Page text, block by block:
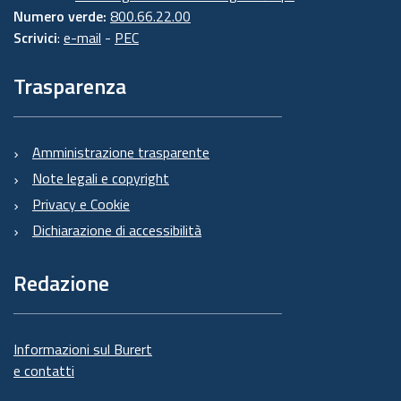
Numero verde: 800.66.22.00
Scrivici: e-mail - PEC
Trasparenza
Amministrazione trasparente
Note legali e copyright
Privacy e Cookie
Dichiarazione di accessibilità
Redazione
Informazioni sul Burert
e contatti